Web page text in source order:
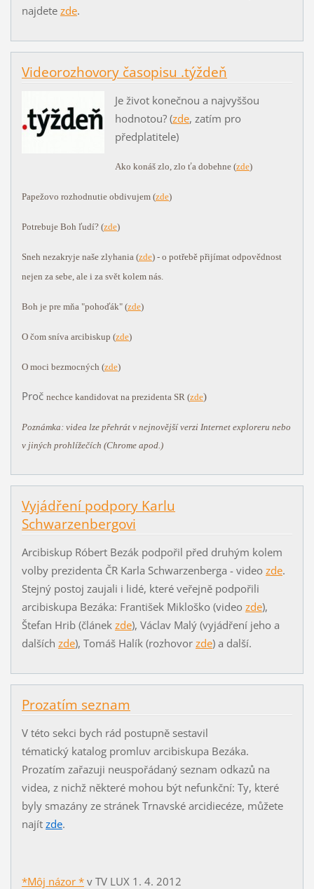
najdete zde.
Videorozhovory časopisu .týždeň
Je život konečnou a najvyššou
hodnotou? (zde, zatím pro
předplatitele)
Ako konáš zlo, zlo ťa dobehne (zde)
Papežovo rozhodnutie obdivujem (zde)
Potrebuje Boh ľudí? (zde)
Sneh nezakryje naše zlyhania (zde) - o potřebě přijímat odpovědnost
nejen za sebe, ale i za svět kolem nás.
Boh je pre mňa "pohoďák" (zde)
O čom sníva arcibiskup (zde)
O moci bezmocných (zde)
Proč nechce kandidovat na prezidenta SR (zde)
Poznámka: videa lze přehrát v nejnovější verzi Internet exploreru nebo
v jiných prohlížečích (Chrome apod.)
Vyjádření podpory Karlu
Schwarzenbergovi
Arcibiskup Róbert Bezák podpořil před druhým kolem
volby prezidenta ČR Karla Schwarzenberga - video zde.
Stejný postoj zaujali i lidé, které veřejně podpořili
arcibiskupa Bezáka: František Mikloško (video zde),
Štefan Hrib (článek zde), Václav Malý (vyjádření jeho a
dalších zde), Tomáš Halík (rozhovor zde) a další.
Prozatím seznam
V této sekci bych rád postupně sestavil
tématický katalog promluv arcibiskupa Bezáka.
Prozatím zařazuji neuspořádaný seznam odkazů na
videa, z nichž některé mohou být nefunkční: Ty, které
byly smazány ze stránek Trnavské arcidiecéze, můžete
najít zde.
*Môj názor *v TV LUX 1. 4. 2012